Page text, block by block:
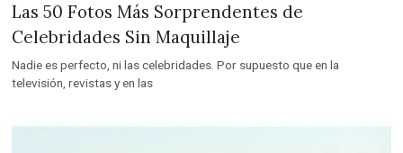
Las 50 Fotos Más Sorprendentes de
Celebridades Sin Maquillaje
Nadie es perfecto, ni las celebridades. Por supuesto que en la
televisión, revistas y en las